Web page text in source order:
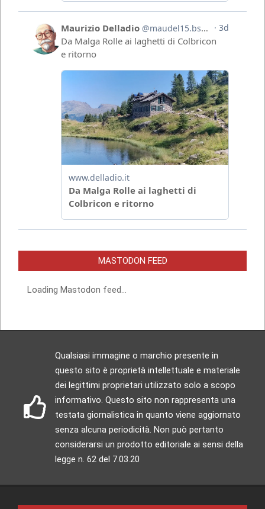
MASTODON FEED
Loading Mastodon feed...
Qualsiasi immagine o marchio presente in
questo sito è proprietà intellettuale e materiale
dei legittimi proprietari utilizzato solo a scopo
informativo. Questo sito non rappresenta una
testata giornalistica in quanto viene aggiornato
senza alcuna periodicità. Non può pertanto
considerarsi un prodotto editoriale ai sensi della
legge n. 62 del 7.03.20